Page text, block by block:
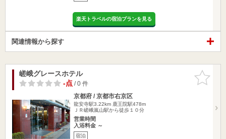
楽天トラベルの宿泊プランを見る
関連情報から探す
お気に入
りに追加
嵯峨グレースホテル
-点/ 0 件
京都府 / 京都市右京区
龍安寺駅3.22km 鹿王院駅478m
ＪＲ嵯峨嵐山駅から徒歩１０分
営業時間
入浴料金 ～
宿泊